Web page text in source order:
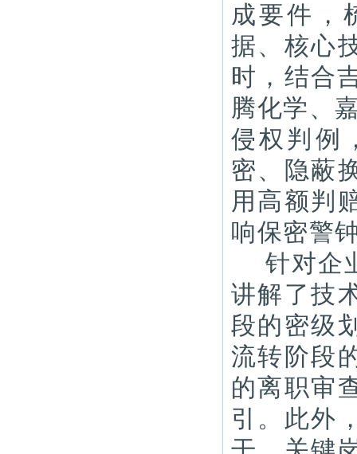
成要件，
据、核心
时，结合
腾化学、
侵权判例
密、隐蔽
用高额判
响保密警
针对企
讲解了技
段的密级
流转阶段
的离职审
引。此外